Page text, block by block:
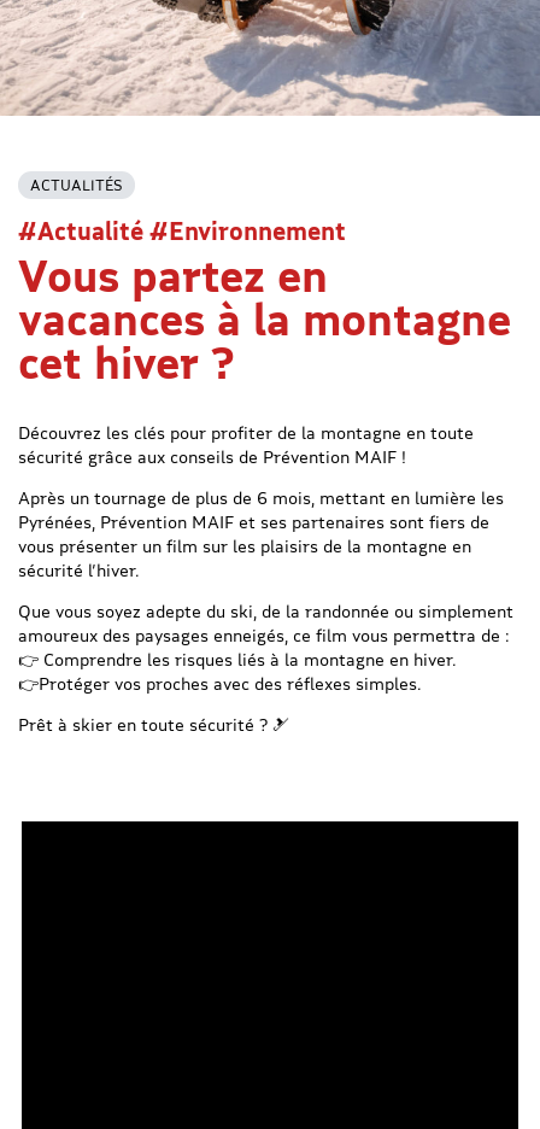
ACTUALITÉS
#Actualité #Environnement
Vous partez en
vacances à la montagne
cet hiver ?
Découvrez les clés pour profiter de la montagne en toute
sécurité grâce aux conseils de Prévention MAIF !
Après un tournage de plus de 6 mois, mettant en lumière les
Pyrénées, Prévention MAIF et ses partenaires sont fiers de
vous présenter un film sur les plaisirs de la montagne en
sécurité l’hiver.
Que vous soyez adepte du ski, de la randonnée ou simplement
amoureux des paysages enneigés, ce film vous permettra de :
👉 Comprendre les risques liés à la montagne en hiver.
👉Protéger vos proches avec des réflexes simples.
Prêt à skier en toute sécurité ? 🎿